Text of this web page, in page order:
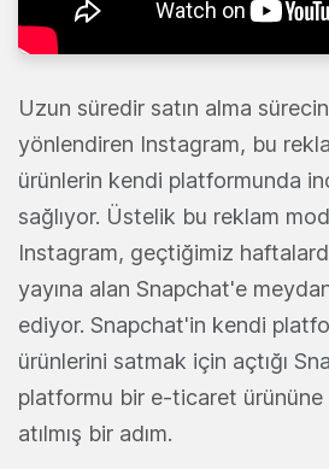
Uzun süredir satın alma
yönlendiren Instagram, bu
ürünlerin kendi platformunda
sağlıyor. Üstelik bu reklam
Instagram, geçtiğimiz
yayına alan Snapchat'e
ediyor. Snapchat'in kendi
ürünlerini satmak için açtığı
platformu bir e-ticaret
atılmış bir adım.